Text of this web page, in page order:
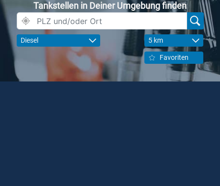
Tankstellen in Deiner Umgebung finden
Diesel 5 km
Favoriten